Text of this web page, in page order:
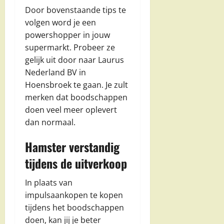
Door bovenstaande tips te
volgen word je een
powershopper in jouw
supermarkt. Probeer ze
gelijk uit door naar Laurus
Nederland BV in
Hoensbroek te gaan. Je zult
merken dat boodschappen
doen veel meer oplevert
dan normaal.
Hamster verstandig
tijdens de uitverkoop
In plaats van
impulsaankopen te kopen
tijdens het boodschappen
doen, kan jij je beter